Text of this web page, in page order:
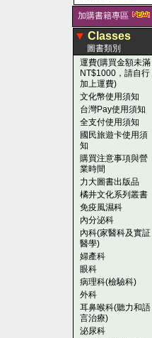
加購書籍專區
▼ Classes
圖書類別
運費(購買金額未滿
NT$1000，請自行
加上運費)
文化幣使用須知
台灣Pay使用須知
全支付使用須知
國民旅遊卡使用須
知
購買注意事項與營
業時間
力大圖書出版品
橘井文化系列叢書
免疫風濕科
內分泌科
內科(家醫科及實証
醫學)
婦產科
眼科
病理科(檢驗科)
外科
耳鼻喉科(聽力和語
言治療)
泌尿科